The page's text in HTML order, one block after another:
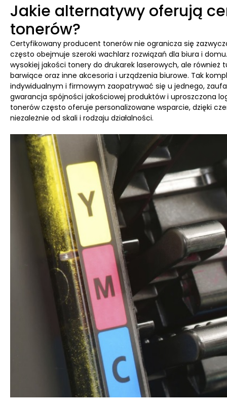
Jakie alternatywy oferują
tonerów?
Certyfikowany producent tonerów nie ogranicza się
często obejmuje szeroki wachlarz rozwiązań dla biura i
wysokiej jakości tonery do drukarek laserowych, ale
barwiące oraz inne akcesoria i urządzenia biurowe. Tak
indywidualnym i firmowym zaopatrywać się u jednego,
gwarancja spójności jakościowej produktów i uproszczona
tonerów często oferuje personalizowane wsparcie, dzięki
niezależnie od skali i rodzaju działalności.